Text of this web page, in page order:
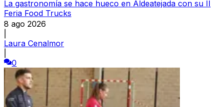
La gastronomía se hace hueco en Aldeatejada con su II
Feria Food Trucks
8 ago 2026
Laura Cenalmor
0